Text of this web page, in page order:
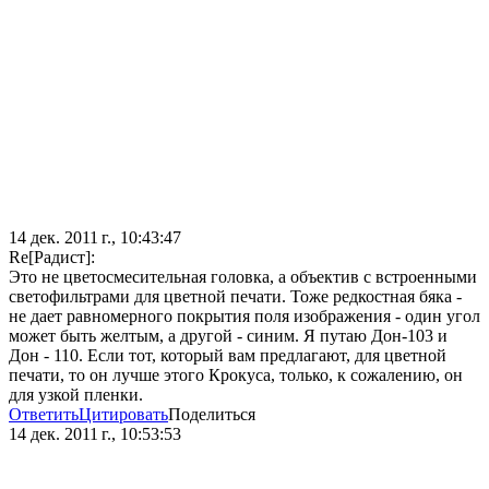
14 дек. 2011 г., 10:43:47
Re[Радист]:
Это не цветосмесительная головка, а объектив с встроенными
светофильтрами для цветной печати. Тоже редкостная бяка -
не дает равномерного покрытия поля изображения - один угол
может быть желтым, а другой - синим. Я путаю Дон-103 и
Дон - 110. Если тот, который вам предлагают, для цветной
печати, то он лучше этого Крокуса, только, к сожалению, он
для узкой пленки.
ОтветитьЦитироватьПоделиться
14 дек. 2011 г., 10:53:53